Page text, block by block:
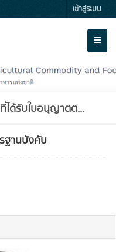
เข้าสู่ระบบ
ได้รับใบอนุญาตต...
ฐานบังคับ